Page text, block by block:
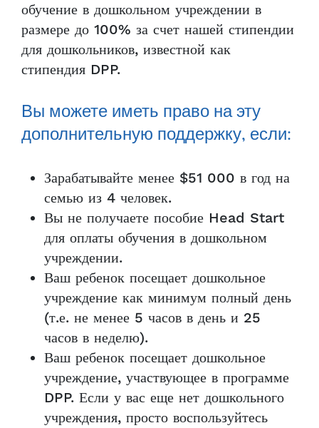
обучение в дошкольном учреждении в
размере до 100% за счет нашей стипендии
для дошкольников, известной как
стипендия DPP.
Вы можете иметь право на эту
дополнительную поддержку, если:
Зарабатывайте менее $51 000 в год на
семью из 4 человек.
Вы не получаете пособие Head Start
для оплаты обучения в дошкольном
учреждении.
Ваш ребенок посещает дошкольное
учреждение как минимум полный день
(т.е. не менее 5 часов в день и 25
часов в неделю).
Ваш ребенок посещает дошкольное
учреждение, участвующее в программе
DPP. Если у вас еще нет дошкольного
учреждения, просто воспользуйтесь